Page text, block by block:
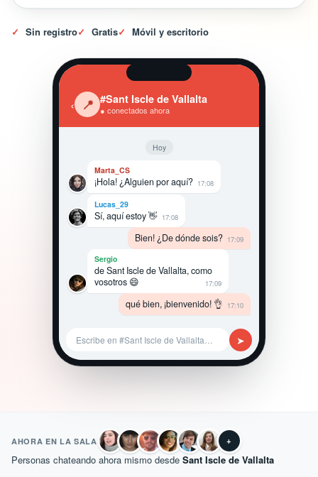
✓ Sin registro✓ Gratis✓ Móvil y escritorio
‹ 📍 #Sant Iscle de Vallalta
● conectados ahora
Hoy
Marta_CS
¡Hola! ¿Alguien por aquí? 17:08
Lucas_29
Sí, aquí estoy 👋 17:08
Bien! ¿De dónde sois? 17:09
Sergio
de Sant Iscle de Vallalta, como
vosotros 😄
17:09
qué bien, ¡bienvenido! 👌 17:10
Escribe en #Sant Iscle de Vallalta… ➤
AHORA EN LA SALA +
Personas chateando ahora mismo desde Sant Iscle de Vallalta